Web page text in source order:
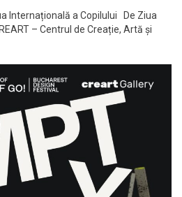
Internațională a Copilului De Ziua
– Centrul de Creație, Artă și